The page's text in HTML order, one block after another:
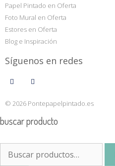
Papel Pintado en Oferta
Foto Mural en Oferta
Estores en Oferta
Blog e Inspiración
Síguenos en redes
© 2026 Pontepapelpintado.es
buscar producto